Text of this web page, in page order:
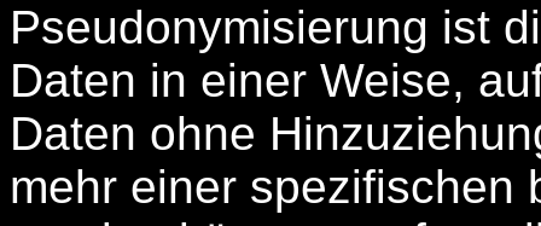
Pseudonymisierung ist
Daten in einer Weise,
Daten ohne
mehr einer spezifischen